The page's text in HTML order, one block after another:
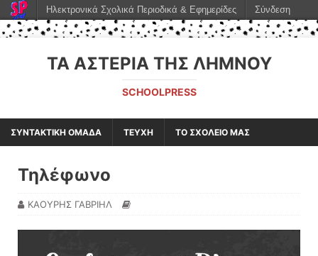
ΤΑ ΑΣΤΈΡΙΑ ΤΗΣ ΛΉΜΝΟΥ
SCHOOLPRESS
ΣΥΝΤΑΚΤΙΚΗ ΟΜΑΔΑ ΤΕΥΧΗ ΤΟ ΣΧΟΛΕΙΟ ΜΑΣ
Τηλέφωνο
ΚΑΟΥΡΗΣ ΓΑΒΡΙΗΛ
Ηλεκτρονικά Σχολικά Περιοδικά & Εφημερίδες Σύνδεση